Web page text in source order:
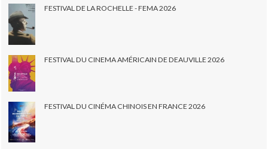
FESTIVAL DE LA ROCHELLE - FEMA 2026
FESTIVAL DU CINEMA AMÉRICAIN DE DEAUVILLE 2026
FESTIVAL DU CINÉMA CHINOIS EN FRANCE 2026